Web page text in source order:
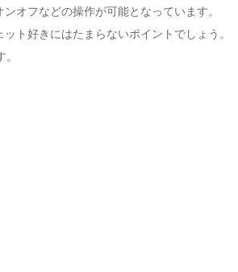
オフなどの操作が可能となっています。
ト好きにはたまらないポイントでしょう。